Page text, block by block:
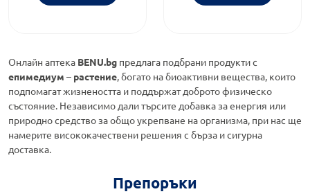
Онлайн аптека BENU.bg предлага подбрани продукти с
епимедиум – растение, богато на биоактивни вещества, които
подпомагат жизнеността и поддържат доброто физическо
състояние. Независимо дали търсите добавка за енергия или
природно средство за общо укрепване на организма, при нас ще
намерите висококачествени решения с бърза и сигурна
доставка.
Препоръки